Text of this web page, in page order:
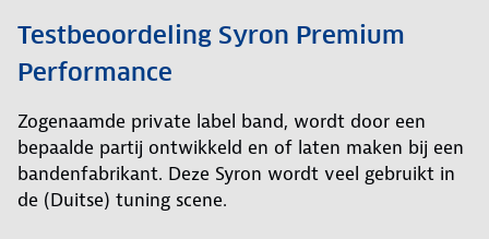
Testbeoordeling Syron Premium
Performance
Zogenaamde private label band, wordt door een
bepaalde partij ontwikkeld en of laten maken bij een
bandenfabrikant. Deze Syron wordt veel gebruikt in
de (Duitse) tuning scene.